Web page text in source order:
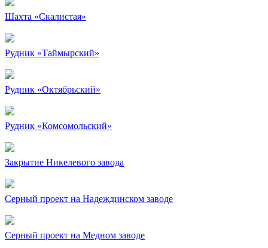
Шахта «Скалистая»
Рудник «Таймырский»
Рудник «Октябрьский»
Рудник «Комсомольский»
Закрытие Никелевого завода
Серный проект на Надеждинском заводе
Серный проект на Медном заводе